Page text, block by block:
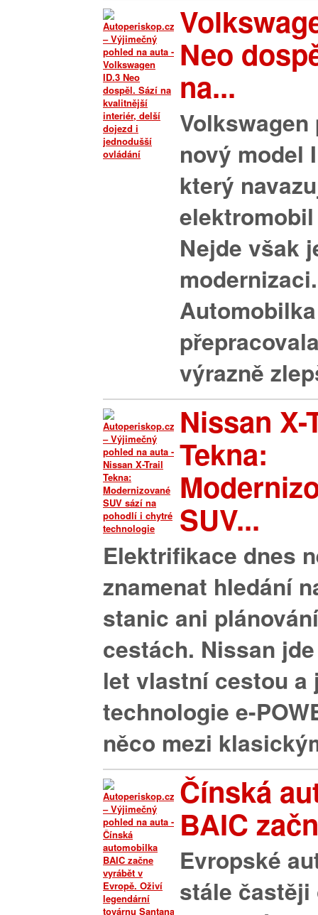
Neo
na...
nový model
který
Nejde však
modernizaci.
Automobilka
výrazně
Nissan X-
Tekna:
SUV...
Elektrifikace dnes
znamenat hledání
stanic ani
cestách. Nissan
let vlastní cestou a
technologie e-
něco mezi
Čínská
BAIC
Evropské
stále častěji